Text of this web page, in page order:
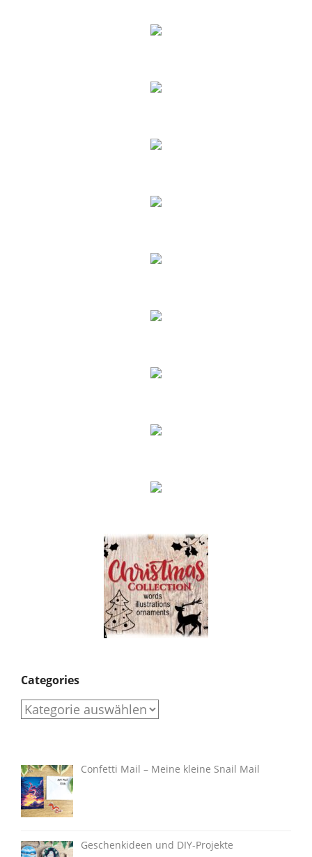
Categories
Categories
Confetti Mail – Meine kleine Snail Mail
Geschenkideen und DIY-Projekte